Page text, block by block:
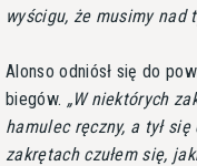
wyścigu, że musimy nad
Alonso odniósł się do
biegów. W niektórych
hamulec ręczny, a tył się
zakrętach czułem się,